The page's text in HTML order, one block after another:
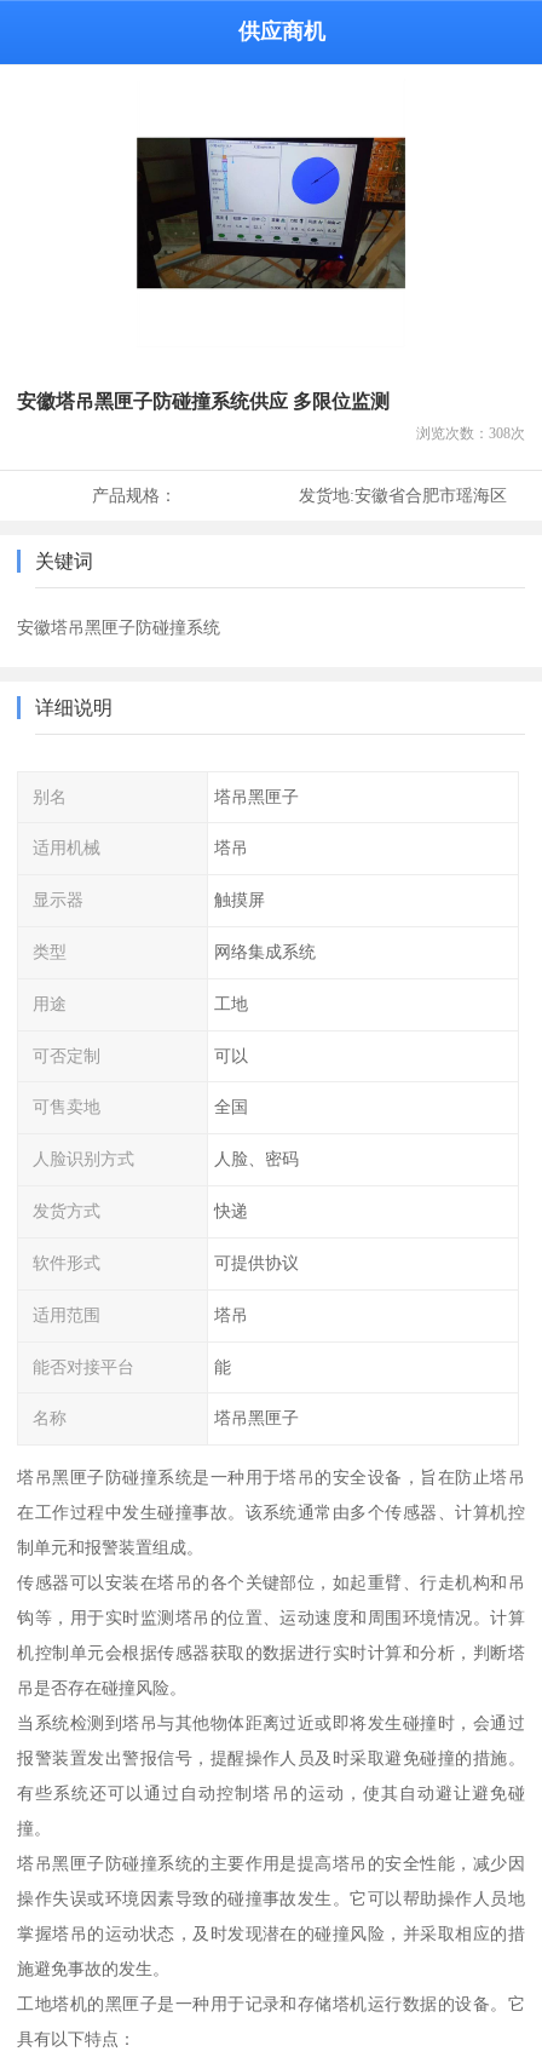
供应商机
安徽塔吊黑匣子防碰撞系统供应 多限位监测
浏览次数： 308次
产品规格： 发货地:安徽省合肥市瑶海区
关键词
安徽塔吊黑匣子防碰撞系统
详细说明
别名 塔吊黑匣子
适用机械 塔吊
显示器 触摸屏
类型 网络集成系统
用途 工地
可否定制 可以
可售卖地 全国
人脸识别方式 人脸、密码
发货方式 快递
软件形式 可提供协议
适用范围 塔吊
能否对接平台 能
名称 塔吊黑匣子
塔吊黑匣子防碰撞系统是一种用于塔吊的安全设备，旨在防止塔吊
在工作过程中发生碰撞事故。该系统通常由多个传感器、计算机控
制单元和报警装置组成。
传感器可以安装在塔吊的各个关键部位，如起重臂、行走机构和吊
钩等，用于实时监测塔吊的位置、运动速度和周围环境情况。计算
机控制单元会根据传感器获取的数据进行实时计算和分析，判断塔
吊是否存在碰撞风险。
当系统检测到塔吊与其他物体距离过近或即将发生碰撞时，会通过
报警装置发出警报信号，提醒操作人员及时采取避免碰撞的措施。
有些系统还可以通过自动控制塔吊的运动，使其自动避让避免碰
撞。
塔吊黑匣子防碰撞系统的主要作用是提高塔吊的安全性能，减少因
操作失误或环境因素导致的碰撞事故发生。它可以帮助操作人员地
掌握塔吊的运动状态，及时发现潜在的碰撞风险，并采取相应的措
施避免事故的发生。
工地塔机的黑匣子是一种用于记录和存储塔机运行数据的设备。它
具有以下特点：